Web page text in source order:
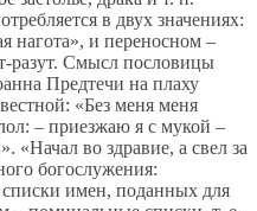
в двух значениях:
нагота», и переносном –
Смысл пословицы
Предтечи на плаху
«Без меня меня
– приезжаю я с мукой –
«Начал во здравие, а свел за
богослужения:
списки имен, поданных для